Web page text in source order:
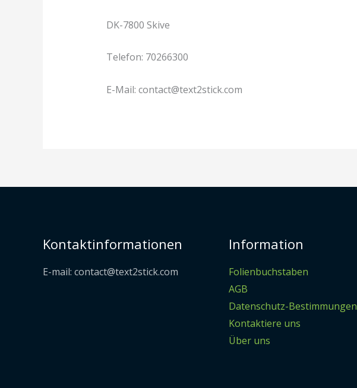
DK-7800 Skive
Telefon: 70266300
E-Mail: contact@text2stick.com
Kontaktinformationen
E-mail: contact@text2stick.com
Information
Folienbuchstaben
AGB
Datenschutz-Bestimmungen
Kontaktiere uns
Über uns